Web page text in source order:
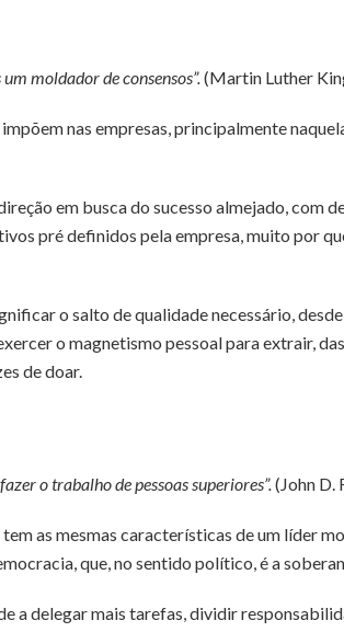
moldador de consensos”. (Martin Luther
nas empresas, principalmente
em busca do sucesso almejado, com
pré definidos pela empresa, muito por
o salto de qualidade necessário,
o magnetismo pessoal para extrair,
de doar.
o trabalho de pessoas superiores”. (John D.
as mesmas características de um líder
que, no sentido político, é a
a delegar mais tarefas, dividir